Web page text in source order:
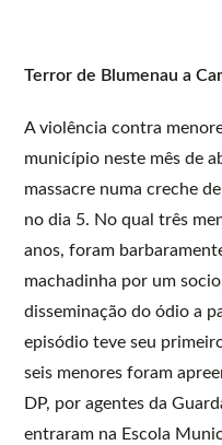
Terror de Blumenau a
A violência contra
município neste mês de
massacre numa creche
no dia 5. No qual três
anos, foram
machadinha por um
disseminação do ódio a
episódio teve seu
seis menores foram
DP, por agentes da
entraram na Escola